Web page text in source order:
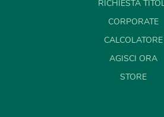
RICHIESTA
CORPORATE
CALCOLATORE
AGISCI ORA
STORE